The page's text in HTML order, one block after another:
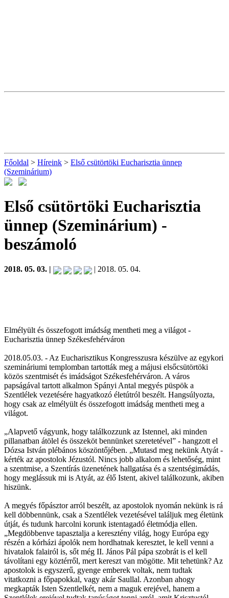
Főoldal > Híreink > Első csütörtöki Eucharisztia ünnep
(Szeminárium)
Első csütörtöki Eucharisztia
ünnep (Szeminárium) -
beszámoló
2018. 05. 03. | | 2018. 05. 04.
Elmélyült és összefogott imádság mentheti meg a világot -
Eucharisztia ünnep Székesfehérváron
2018.05.03. - Az Eucharisztikus Kongresszusra készülve az egykori
szemináriumi templomban tartották meg a májusi elsőcsütörtöki
közös szentmisét és imádságot Székesfehérváron. A város
papságával tartott alkalmon Spányi Antal megyés püspök a
Szentlélek vezetésére hagyatkozó életútról beszélt. Hangsúlyozta,
hogy csak az elmélyült és összefogott imádság mentheti meg a
világot.
„Alapvető vágyunk, hogy találkozzunk az Istennel, aki minden
pillanatban átölel és összeköt bennünket szeretetével” - hangzott el
Dózsa István plébános köszöntőjében. „Mutasd meg nekünk Atyát -
kérték az apostolok Jézustól. Nincs jobb alkalom és lehetőség, mint
a szentmise, a Szentírás üzenetének hallgatása és a szentségimádás,
hogy meglássuk mi is Atyát, az élő Istent, akivel találkozunk, akiben
hiszünk.
A megyés főpásztor arról beszélt, az apostolok nyomán nekünk is rá
kell döbbennünk, csak a Szentlélek vezetésével találjuk meg életünk
útját, és tudunk harcolni korunk istentagadó életmódja ellen.
„Megdöbbenve tapasztalja a keresztény világ, hogy Európa egy
részén a kórházi ápolók nem hordhatnak keresztet, le kell venni a
hivatalok falairól is, sőt még II. János Pál pápa szobrát is el kell
távolítani egy köztérről, mert kereszt van mögötte. Mit tehetünk? Az
apostolok is egyszerű, gyenge emberek voltak, nem tudtak
vitatkozni a főpapokkal, vagy akár Saullal. Azonban ahogy
megkapták Isten Szentlelkét, nem a maguk erejével, hanem a